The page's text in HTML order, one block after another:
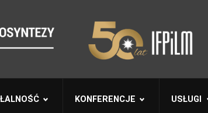
KONFERENCJE USŁUGI